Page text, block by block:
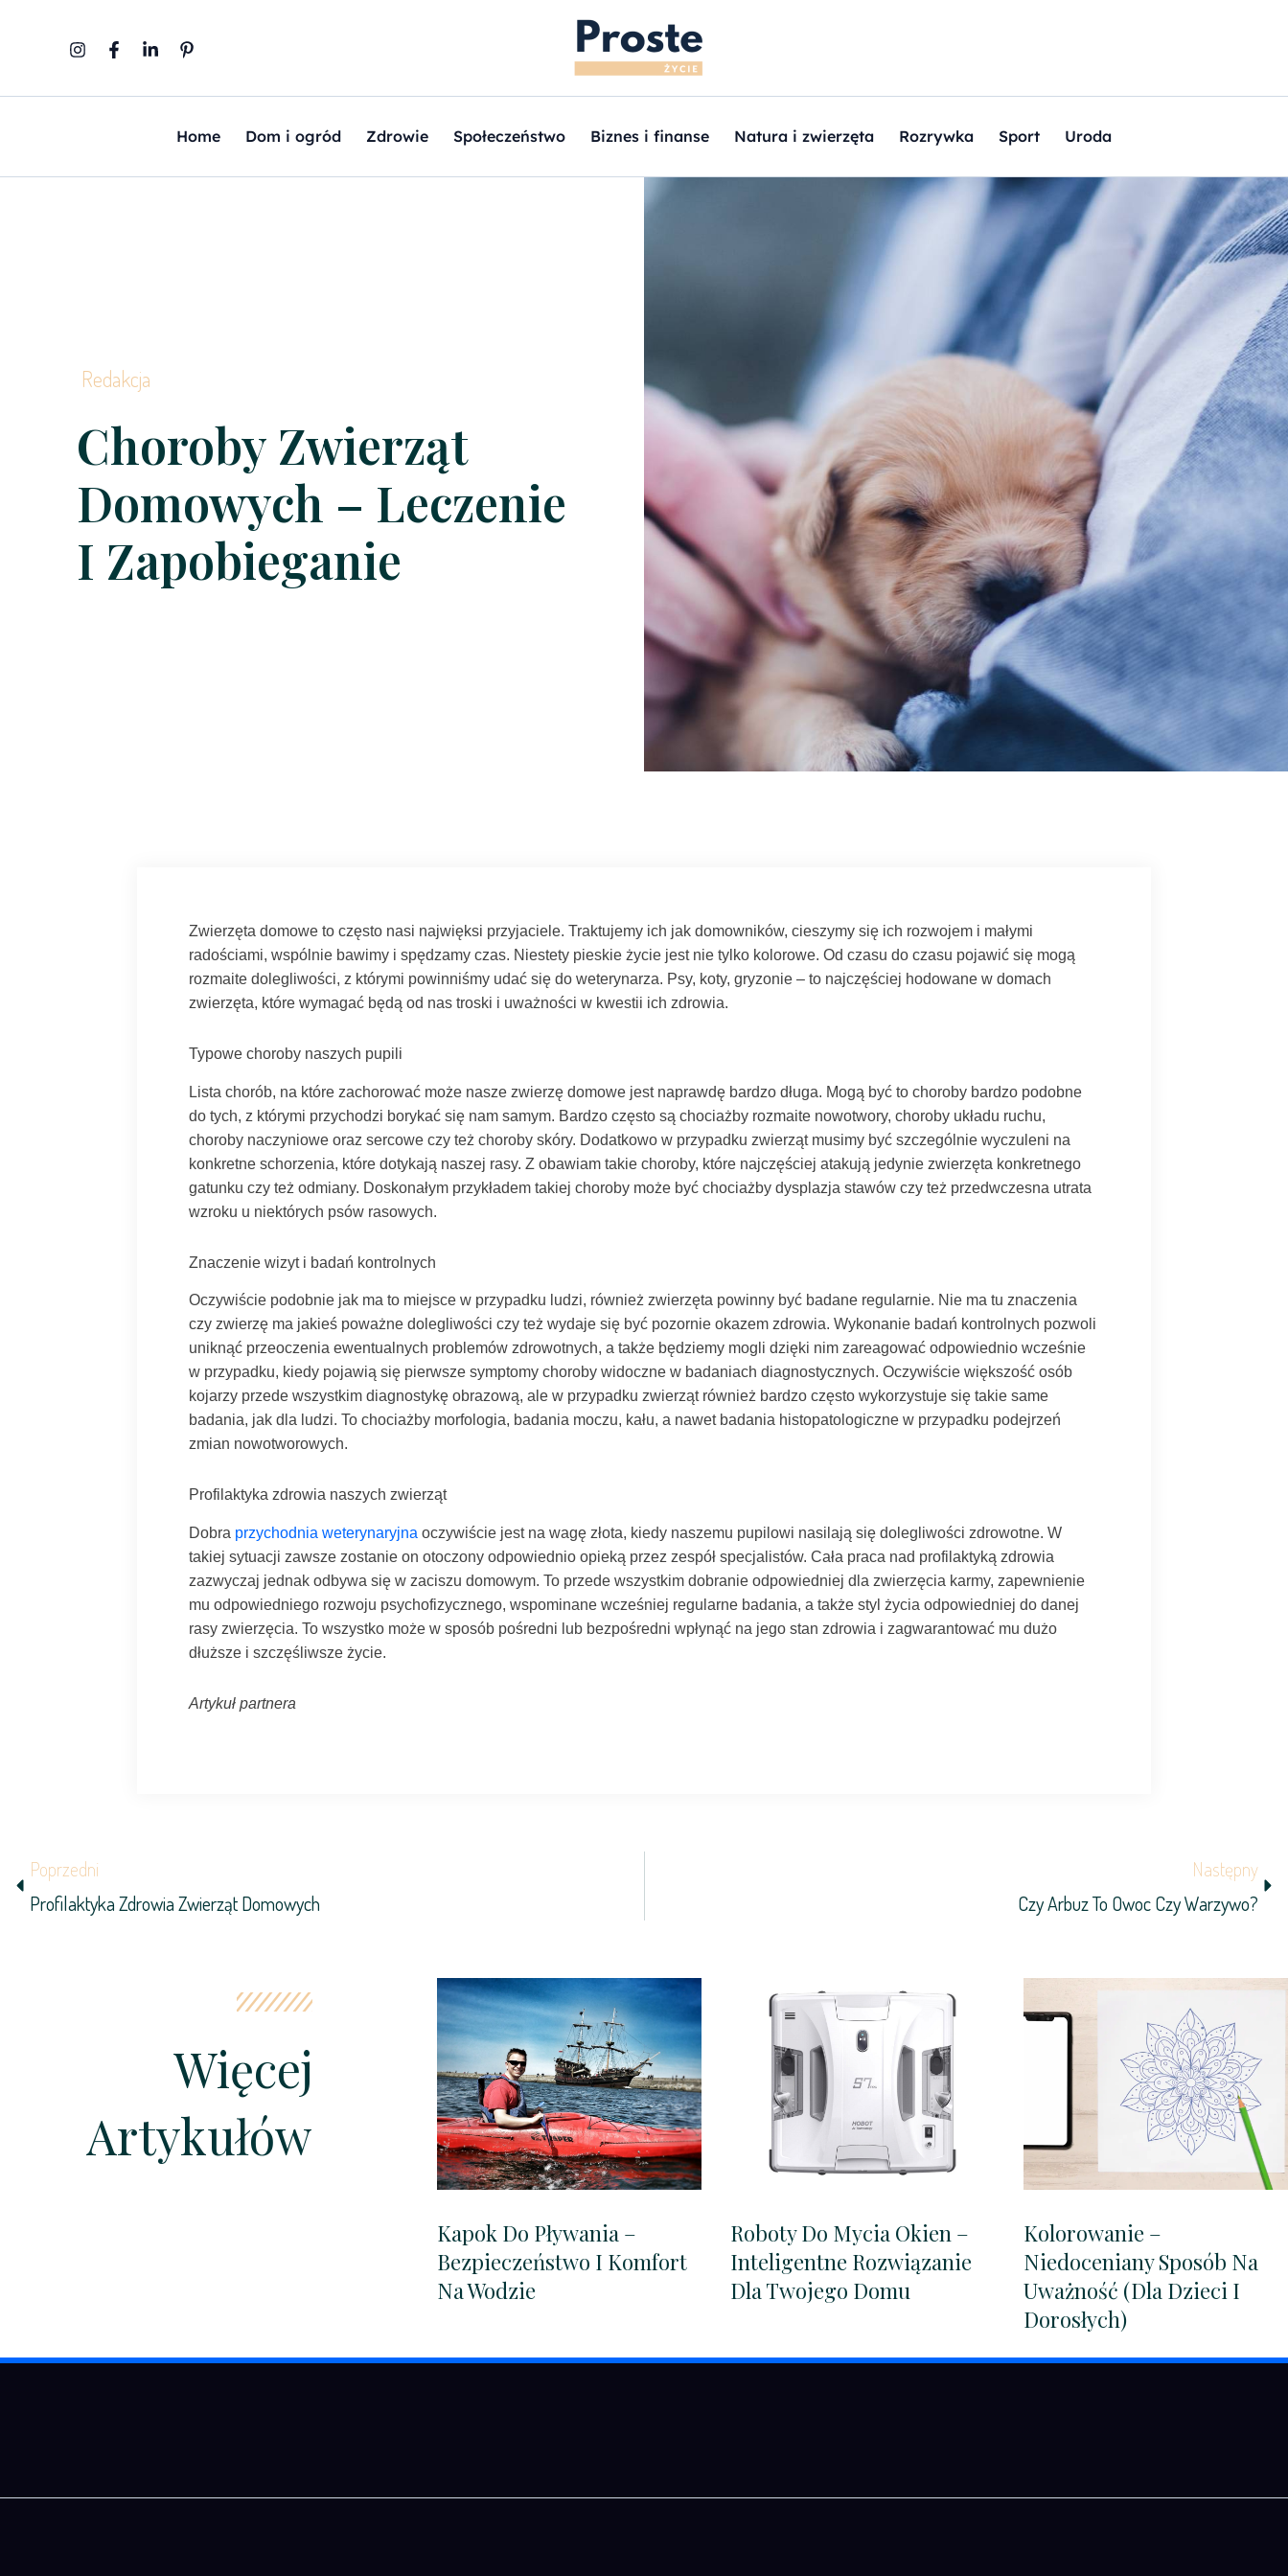
Home Dom i ogród Zdrowie Społeczeństwo Biznes i finanse Natura i zwierzęta Rozrywka Sport Uroda
Redakcja
Choroby Zwierząt
Domowych – Leczenie
I Zapobieganie
Zwierzęta domowe to często nasi najwięksi przyjaciele. Traktujemy ich jak domowników, cieszymy się ich rozwojem i małymi
radościami, wspólnie bawimy i spędzamy czas. Niestety pieskie życie jest nie tylko kolorowe. Od czasu do czasu pojawić się mogą
rozmaite dolegliwości, z którymi powinniśmy udać się do weterynarza. Psy, koty, gryzonie – to najczęściej hodowane w domach
zwierzęta, które wymagać będą od nas troski i uważności w kwestii ich zdrowia.
Typowe choroby naszych pupili
Lista chorób, na które zachorować może nasze zwierzę domowe jest naprawdę bardzo długa. Mogą być to choroby bardzo podobne
do tych, z którymi przychodzi borykać się nam samym. Bardzo często są chociażby rozmaite nowotwory, choroby układu ruchu,
choroby naczyniowe oraz sercowe czy też choroby skóry. Dodatkowo w przypadku zwierząt musimy być szczególnie wyczuleni na
konkretne schorzenia, które dotykają naszej rasy. Z obawiam takie choroby, które najczęściej atakują jedynie zwierzęta konkretnego
gatunku czy też odmiany. Doskonałym przykładem takiej choroby może być chociażby dysplazja stawów czy też przedwczesna utrata
wzroku u niektórych psów rasowych.
Znaczenie wizyt i badań kontrolnych
Oczywiście podobnie jak ma to miejsce w przypadku ludzi, również zwierzęta powinny być badane regularnie. Nie ma tu znaczenia
czy zwierzę ma jakieś poważne dolegliwości czy też wydaje się być pozornie okazem zdrowia. Wykonanie badań kontrolnych pozwoli
uniknąć przeoczenia ewentualnych problemów zdrowotnych, a także będziemy mogli dzięki nim zareagować odpowiednio wcześnie
w przypadku, kiedy pojawią się pierwsze symptomy choroby widoczne w badaniach diagnostycznych. Oczywiście większość osób
kojarzy przede wszystkim diagnostykę obrazową, ale w przypadku zwierząt również bardzo często wykorzystuje się takie same
badania, jak dla ludzi. To chociażby morfologia, badania moczu, kału, a nawet badania histopatologiczne w przypadku podejrzeń
zmian nowotworowych.
Profilaktyka zdrowia naszych zwierząt
Dobra przychodnia weterynaryjna oczywiście jest na wagę złota, kiedy naszemu pupilowi nasilają się dolegliwości zdrowotne. W
takiej sytuacji zawsze zostanie on otoczony odpowiednio opieką przez zespół specjalistów. Cała praca nad profilaktyką zdrowia
zazwyczaj jednak odbywa się w zaciszu domowym. To przede wszystkim dobranie odpowiedniej dla zwierzęcia karmy, zapewnienie
mu odpowiedniego rozwoju psychofizycznego, wspominane wcześniej regularne badania, a także styl życia odpowiedniej do danej
rasy zwierzęcia. To wszystko może w sposób pośredni lub bezpośredni wpłynąć na jego stan zdrowia i zagwarantować mu dużo
dłuższe i szczęśliwsze życie.
Artykuł partnera
Poprzedni
Profilaktyka Zdrowia Zwierząt Domowych
Następny
Czy Arbuz To Owoc Czy Warzywo?
Więcej
Artykułów
Kapok Do Pływania –
Bezpieczeństwo I Komfort
Na Wodzie
Roboty Do Mycia Okien –
Inteligentne Rozwiązanie
Dla Twojego Domu
Kolorowanie –
Niedoceniany Sposób Na
Uważność (dla Dzieci I
Dorosłych)